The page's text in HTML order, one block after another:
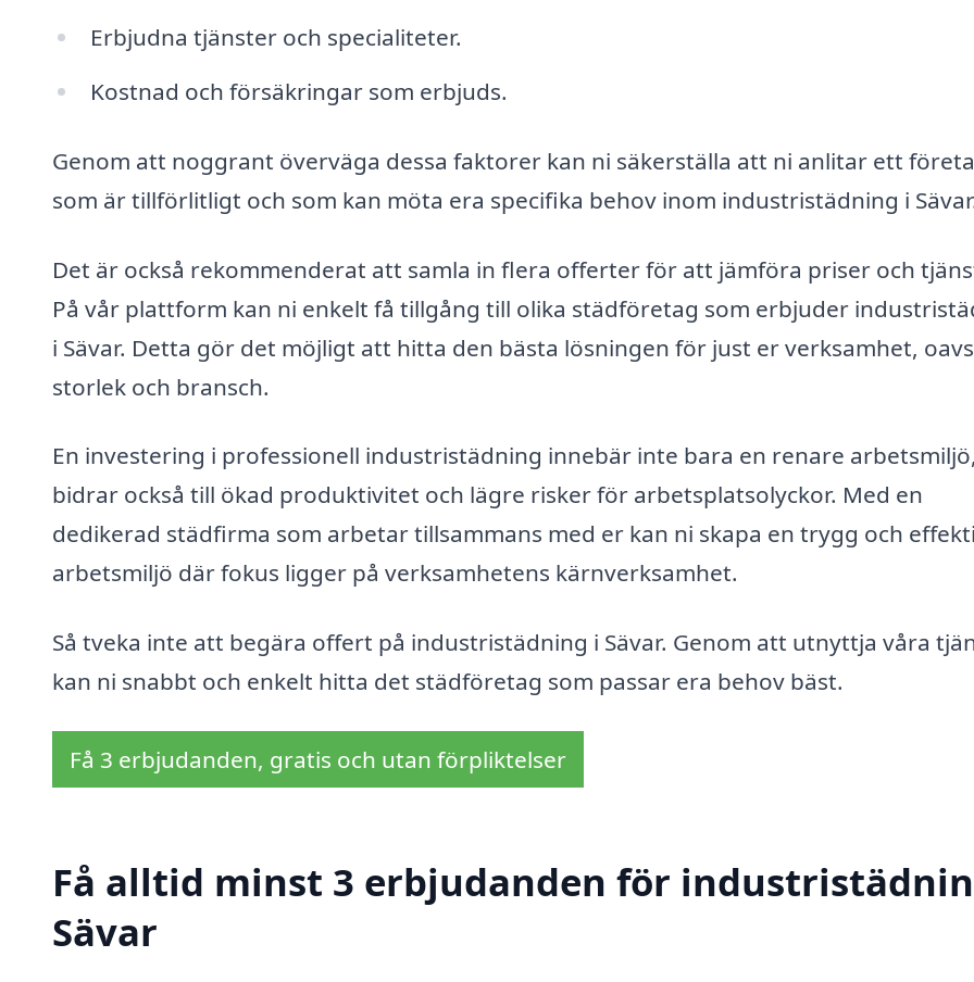
Erbjudna tjänster och specialiteter.
Kostnad och försäkringar som erbjuds.
Genom att noggrant överväga dessa faktorer kan ni säkerställa att ni anlitar ett
som är tillförlitligt och som kan möta era specifika behov inom industristädning i
Det är också rekommenderat att samla in flera offerter för att jämföra priser och
På vår plattform kan ni enkelt få tillgång till olika städföretag som erbjuder
i Sävar. Detta gör det möjligt att hitta den bästa lösningen för just er verksamhet,
storlek och bransch.
En investering i professionell industristädning innebär inte bara en renare
bidrar också till ökad produktivitet och lägre risker för arbetsplatsolyckor. Med en
dedikerad städfirma som arbetar tillsammans med er kan ni skapa en trygg och
arbetsmiljö där fokus ligger på verksamhetens kärnverksamhet.
Så tveka inte att begära offert på industristädning i Sävar. Genom att utnyttja våra
kan ni snabbt och enkelt hitta det städföretag som passar era behov bäst.
Få 3 erbjudanden, gratis och utan förpliktelser
Få alltid minst 3 erbjudanden för
Sävar